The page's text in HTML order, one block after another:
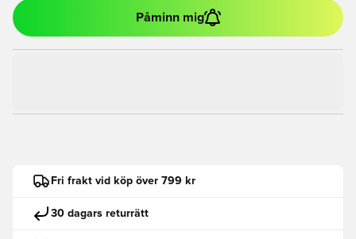
Påminn mig
Fri frakt vid köp över 799 kr
30 dagars returrätt